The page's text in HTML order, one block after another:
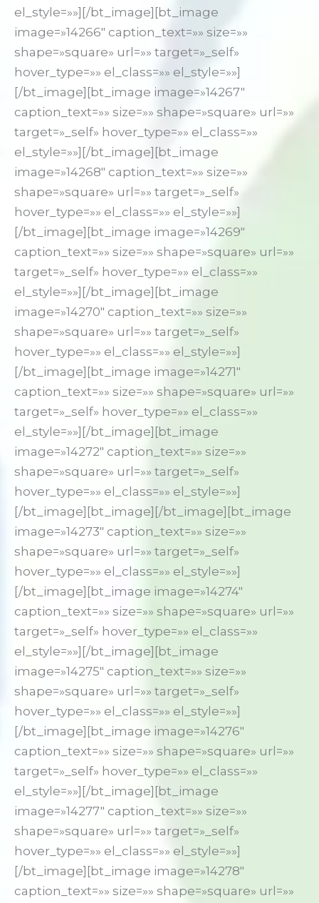
el_style=»»][/bt_image][bt_image
image=»14266″ caption_text=»» size=»»
shape=»square» url=»» target=»_self»
hover_type=»» el_class=»» el_style=»»]
[/bt_image][bt_image image=»14267″
caption_text=»» size=»» shape=»square» url=»»
target=»_self» hover_type=»» el_class=»»
el_style=»»][/bt_image][bt_image
image=»14268″ caption_text=»» size=»»
shape=»square» url=»» target=»_self»
hover_type=»» el_class=»» el_style=»»]
[/bt_image][bt_image image=»14269″
caption_text=»» size=»» shape=»square» url=»»
target=»_self» hover_type=»» el_class=»»
el_style=»»][/bt_image][bt_image
image=»14270″ caption_text=»» size=»»
shape=»square» url=»» target=»_self»
hover_type=»» el_class=»» el_style=»»]
[/bt_image][bt_image image=»14271″
caption_text=»» size=»» shape=»square» url=»»
target=»_self» hover_type=»» el_class=»»
el_style=»»][/bt_image][bt_image
image=»14272″ caption_text=»» size=»»
shape=»square» url=»» target=»_self»
hover_type=»» el_class=»» el_style=»»]
[/bt_image][bt_image][/bt_image][bt_image
image=»14273″ caption_text=»» size=»»
shape=»square» url=»» target=»_self»
hover_type=»» el_class=»» el_style=»»]
[/bt_image][bt_image image=»14274″
caption_text=»» size=»» shape=»square» url=»»
target=»_self» hover_type=»» el_class=»»
el_style=»»][/bt_image][bt_image
image=»14275″ caption_text=»» size=»»
shape=»square» url=»» target=»_self»
hover_type=»» el_class=»» el_style=»»]
[/bt_image][bt_image image=»14276″
caption_text=»» size=»» shape=»square» url=»»
target=»_self» hover_type=»» el_class=»»
el_style=»»][/bt_image][bt_image
image=»14277″ caption_text=»» size=»»
shape=»square» url=»» target=»_self»
hover_type=»» el_class=»» el_style=»»]
[/bt_image][bt_image image=»14278″
caption_text=»» size=»» shape=»square» url=»»